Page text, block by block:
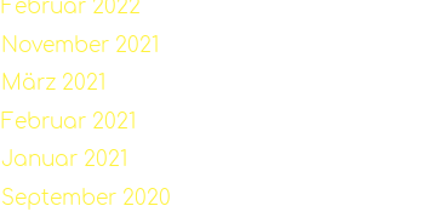
Februar 2022
November 2021
März 2021
Februar 2021
Januar 2021
September 2020